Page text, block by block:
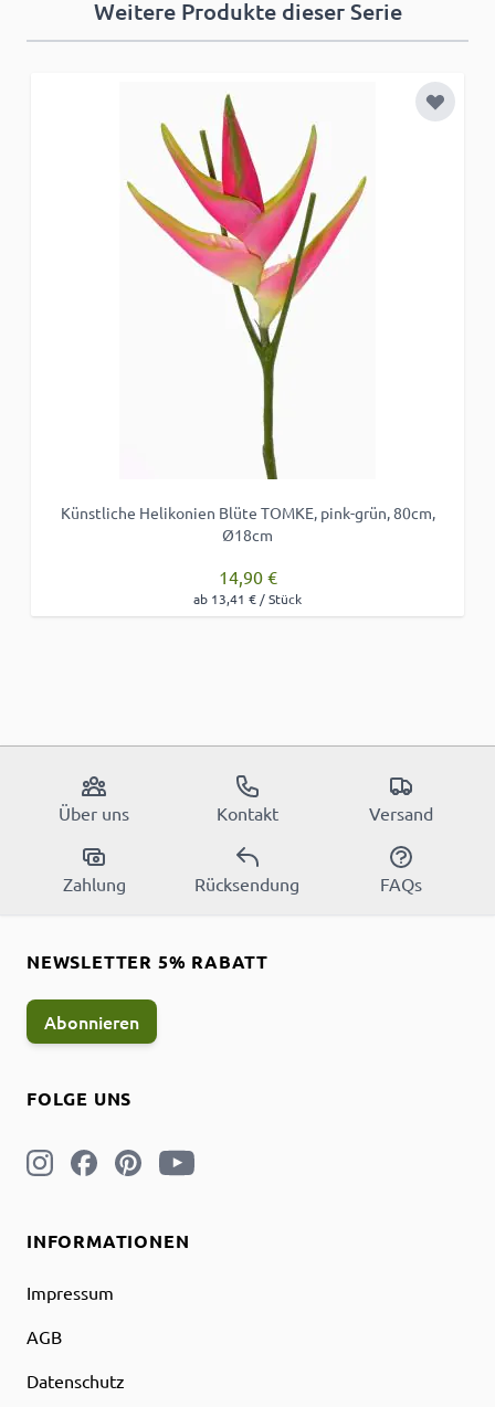
Weitere Produkte dieser Serie
Zur
Künstliche Helikonien Blüte TOMKE, pink-grün, 80cm,
Ø18cm
14,90 €
ab 13,41 € / Stück
Über uns Kontakt Versand
Zahlung Rücksendung FAQs
INFORMATIONEN
Impressum
AGB
Datenschutz
FOLGE UNS
NEWSLETTER 5% RABATT
Abonnieren